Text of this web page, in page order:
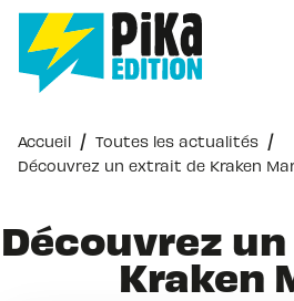
MENU RECHERCHE
PIED DE PAGE
Accueil / Toutes les actualités /
Découvrez un extrait de Kraken
Découvrez
Kraken